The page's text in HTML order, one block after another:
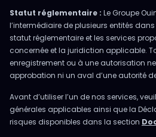
Statut réglementaire : Le Groupe
l’intermédiaire de plusieurs entités
statut réglementaire et les services
concernée et la juridiction applicable.
enregistrement ou à une autorisation
approbation ni un aval d’une autorité
Avant d’utiliser l’un de nos services,
générales applicables ainsi que la
risques disponibles dans la section